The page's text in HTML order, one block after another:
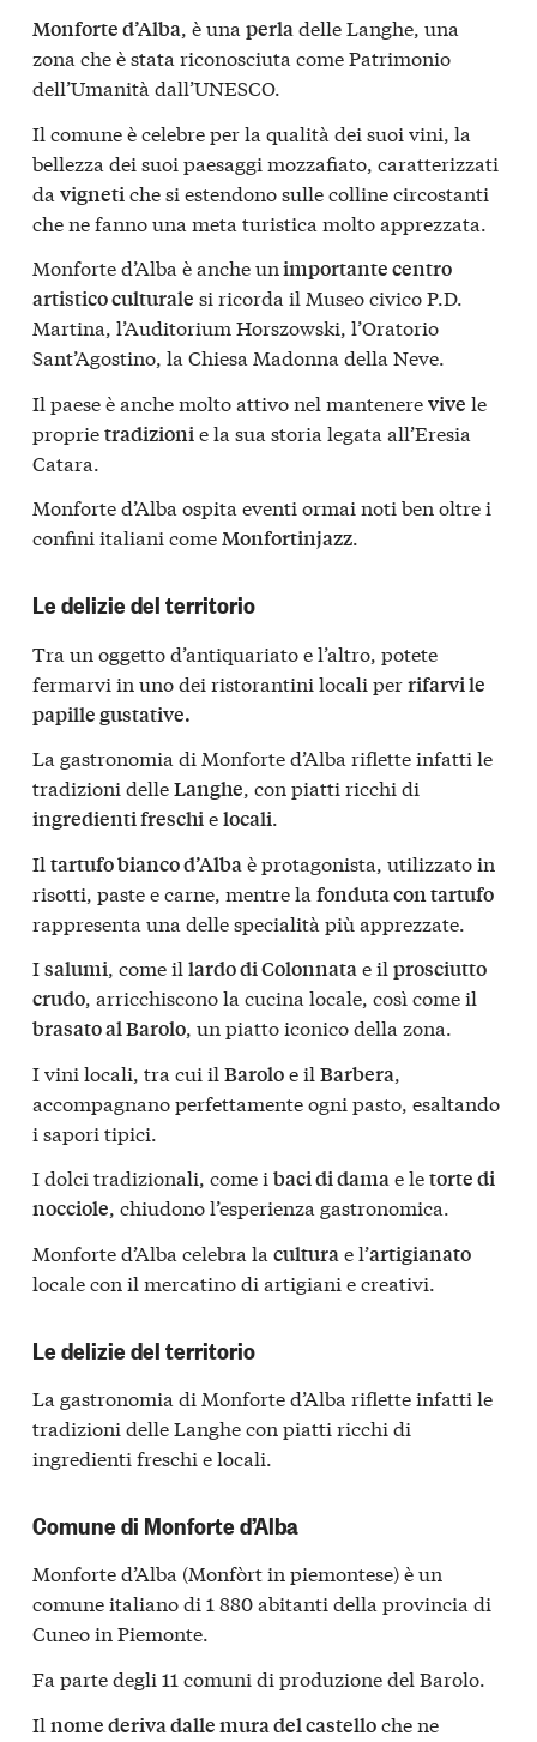
Monforte d’Alba, è una perladelle Langhe, una
zona che è stata riconosciuta come Patrimonio
dell’Umanità dall’UNESCO.
Il comune è celebre per la qualità dei suoi vini, la
bellezza dei suoi paesaggi mozzafiato, caratterizzati
da vigneti che si estendono sulle colline circostanti
che ne fanno una meta turistica molto apprezzata.
Monforte d’Alba è anche unimportante centro
artistico culturale si ricorda il Museo civico P.D.
Martina, l’Auditorium Horszowski, l’Oratorio
Sant’Agostino, la Chiesa Madonna della Neve.
Il paese è anche molto attivo nel mantenerevive le
proprietradizionie la sua storia legata all’Eresia
Catara.
Monforte d’Alba ospita eventi ormai noti ben oltre i
confini italiani comeMonfortinjazz.
Le delizie del territorio
Tra un oggetto d’antiquariato e l’altro, potete
fermarvi in uno dei ristorantini locali perrifarvi le
papille gustative.
La gastronomia di Monforte d’Alba riflette infatti le
tradizioni delleLanghe, con piatti ricchi di
ingredienti freschielocali.
Il tartufo bianco d’Albaè protagonista, utilizzato in
risotti, paste e carne, mentre la fonduta con tartufo
rappresenta una delle specialità più apprezzate.
Isalumi, come il lardo di Colonnatae il prosciutto
crudo, arricchiscono la cucina locale, così come il
brasato al Barolo, un piatto iconico della zona.
I vini locali, tra cui il Baroloe il Barbera,
accompagnano perfettamente ogni pasto, esaltando
i sapori tipici.
I dolci tradizionali, come i baci di damae letorte di
nocciole, chiudono l’esperienza gastronomica.
Monforte d’Alba celebra la culturae l’artigianato
locale con il mercatino di artigiani e creativi.
Le delizie del territorio
La gastronomia di Monforte d’Alba riflette infatti le
tradizioni delle Langhe con piatti ricchi di
ingredienti freschi e locali.
Comune di Monforte d’Alba
Monforte d’Alba (Monfòrt in piemontese) è un
comune italiano di 1 880 abitanti della provincia di
Cuneo in Piemonte.
Fa parte degli 11 comuni di produzione del Barolo.
Il nome deriva dalle mura del castelloche ne